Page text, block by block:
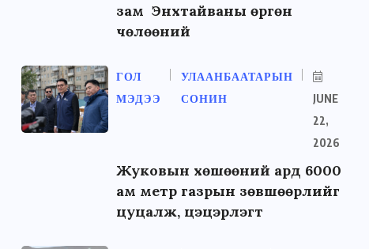
зам Энхтайваны өргөн
чөлөөний
ГОЛ
МЭДЭЭ
УЛААНБААТАРЫН
СОНИН
JUNE
22,
2026
Жуковын хөшөөний ард 6000
ам метр газрын зөвшөөрлийг
цуцалж, цэцэрлэгт